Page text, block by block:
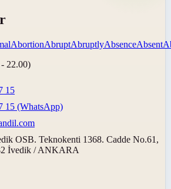
AbortionAbruptAbruptlyAbsenceAbsent
22.00)
15
15 (WhatsApp)
OSB. Teknokenti 1368. Cadde No.61,
İvedik / ANKARA